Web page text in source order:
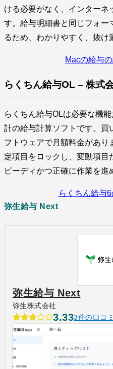
ける必要がなく、インターネ
す。給与明細書と同じフォー
るため、わかりやすく、抜け
Macの給与
らくちん給与OL – 株式
らくちん給与OLは必要な機
計の給与計算ソフトです。買
フトウェアで月額料金があり
定項目をロックし、変動項目
ピーディかつ正確に作業を進
らくちん給与
弥生給与 Next
弥生給与 Next
弥生株式会社
3.333件の口コミ